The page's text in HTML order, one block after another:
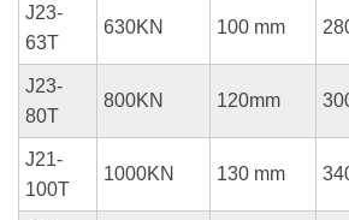
J23-
63T
630KN 100 mm
J23-
80T
800KN 120mm
J21-
100T
1000KN 130 mm